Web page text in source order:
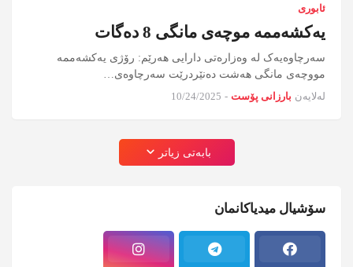
ئابوری
یەکشەممە موچەی مانگی 8 دەگات
سەرچاوەیەک لە وەزارەتی دارایی هەرێم: رۆژی یەکشەممە
مووچەی مانگی هەشت دەنێردرێت سەرچاوەی…
لەلایەن بارزانی پۆست -
10/24/2025
بابەتی زیاتر
سۆشیال میدیاکانمان